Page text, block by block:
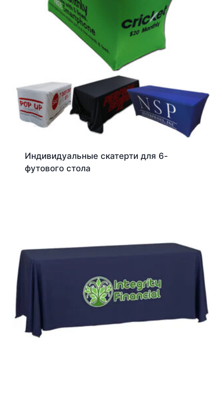
Индивидуальные скатерти для 6-
футового стола